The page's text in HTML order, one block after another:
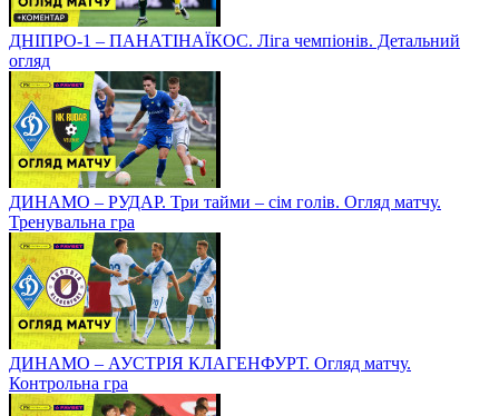
ДНІПРО-1 – ПАНАТІНАЇКОС. Ліга чемпіонів. Детальний
огляд
ДИНАМО – РУДАР. Три тайми – сім голів. Огляд матчу.
Тренувальна гра
ДИНАМО – АУСТРІЯ КЛАГЕНФУРТ. Огляд матчу.
Контрольна гра